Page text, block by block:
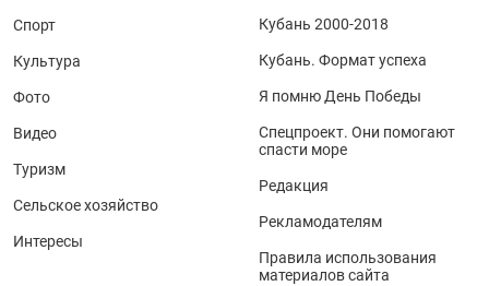
Спорт
Культура
Фото
Видео
Туризм
Сельское хозяйство
Интересы
Кубань 2000-2018
Кубань. Формат успеха
Я помню День Победы
Спецпроект. Они помогают
спасти море
Редакция
Рекламодателям
Правила использования
материалов сайта